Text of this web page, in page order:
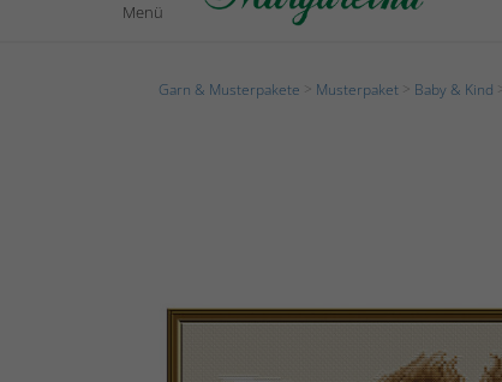
Menü
Garn & Musterpakete Musterpaket Baby & Kind